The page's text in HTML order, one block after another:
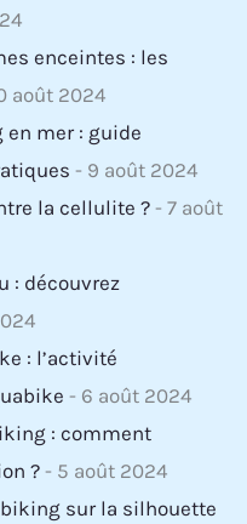
enceintes : les
août 2024
en mer : guide
- 9 août 2024
la cellulite ? - 7 août
: découvrez
: l’activité
- 6 août 2024
: comment
? - 5 août 2024
sur la silhouette